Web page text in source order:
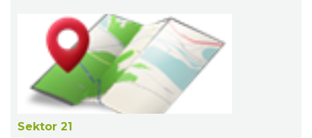
Sektor 21